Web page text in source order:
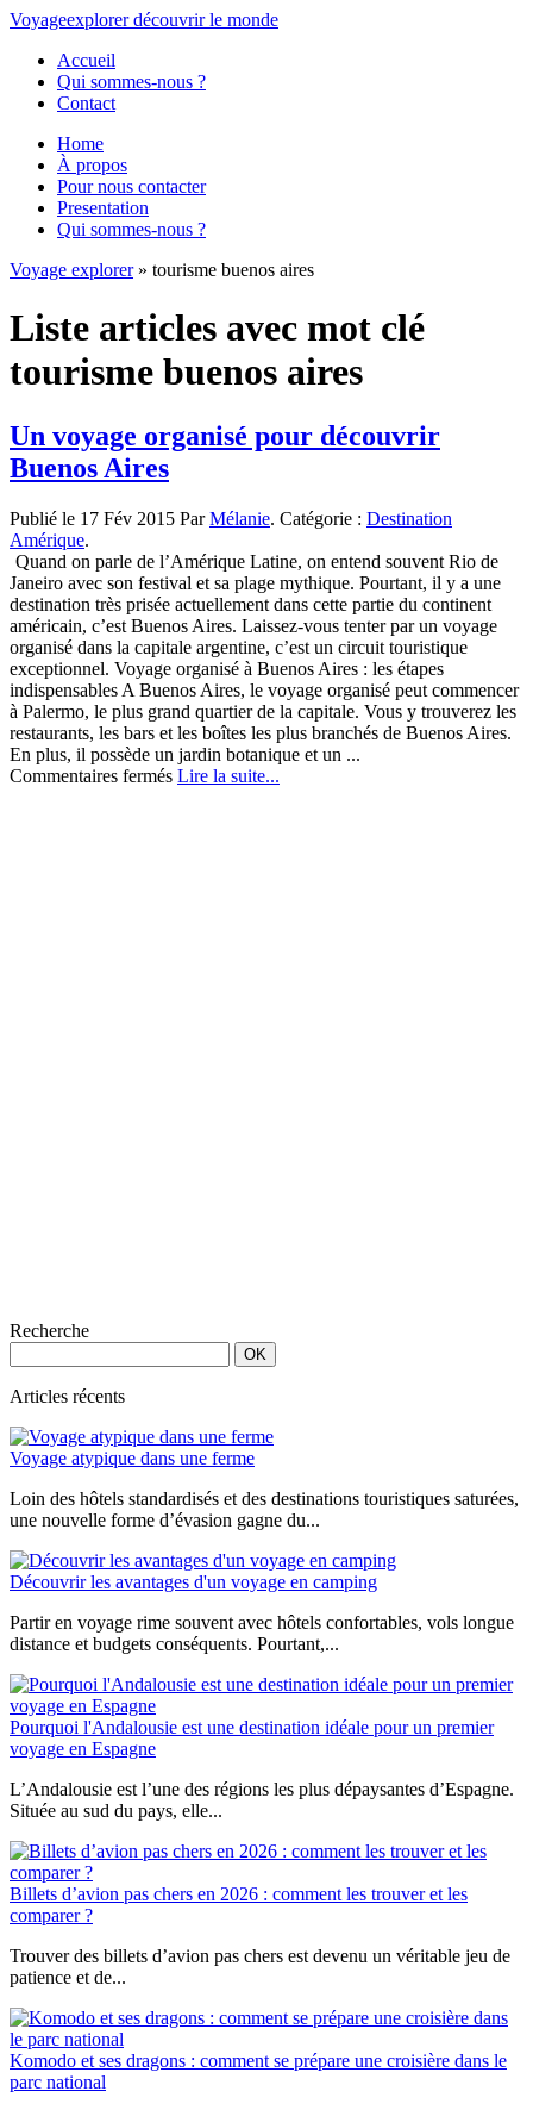
Voyageexplorer découvrirle monde
Accueil
Qui sommes-nous ?
Contact
Home
À propos
Pour nous contacter
Presentation
Qui sommes-nous ?
Voyage explorer» tourisme buenos aires
Liste articles avec mot clé
tourisme buenos aires
Un voyage organisé pour découvrir
Buenos Aires
Publié le 17 Fév 2015 ParMélanie. Catégorie : Destination
Amérique.
Quand on parle de l’Amérique Latine, on entend souvent Rio de
Janeiro avec son festival et sa plage mythique. Pourtant, il y a une
destination très prisée actuellement dans cette partie du continent
américain, c’est Buenos Aires. Laissez-vous tenter par un voyage
organisé dans la capitale argentine, c’est un circuit touristique
exceptionnel. Voyage organisé à Buenos Aires : les étapes
indispensables A Buenos Aires, le voyage organisé peut commencer
à Palermo, le plus grand quartier de la capitale. Vous y trouverez les
restaurants, les bars et les boîtes les plus branchés de Buenos Aires.
En plus, il possède un jardin botanique et un ...
Commentaires ferméssur
Lire la suite...
Recherche
Articles récents
Voyage atypique dans une ferme
Loin des hôtels standardisés et des destinations touristiques saturées,
une nouvelle forme d’évasion gagne du...
Découvrir les avantages d'un voyage en camping
Partir en voyage rime souvent avec hôtels confortables, vols longue
distance et budgets conséquents. Pourtant,...
Pourquoi l'Andalousie est une destination idéale pour un premier
voyage en Espagne
L’Andalousie est l’une des régions les plus dépaysantes d’Espagne.
Située au sud du pays, elle...
Billets d’avion pas chers en 2026 : comment les trouver et les
comparer ?
Trouver des billets d’avion pas chers est devenu un véritable jeu de
patience et de...
Komodo et ses dragons : comment se prépare une croisière dans le
parc national